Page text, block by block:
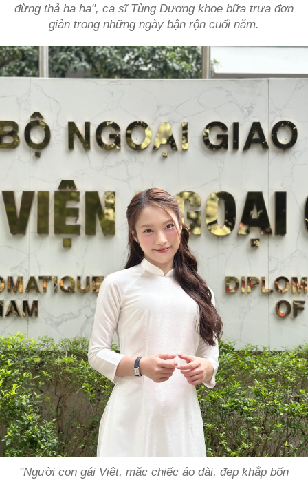
đừng thả ha ha", ca sĩ Tùng Dương khoe bữa trưa đơn
giản trong những ngày bận rộn cuối năm.
"Người con gái Việt, mặc chiếc áo dài, đẹp khắp bốn